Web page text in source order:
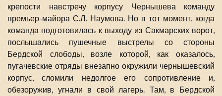
крепости навстречу корпусу Чернышева команду
премьер-майора С.Л. Наумова. Но в тот момент, когда
команда подготовилась к выходу из Сакмарских ворот,
послышались пушечные выстрелы со стороны
Бердской слободы, возле которой, как оказалось,
пугачевские отряды внезапно окружили чернышевский
корпус, сломили недолгое его сопротивление и,
обезоружив, угнали в свой лагерь. Там, в Бердской